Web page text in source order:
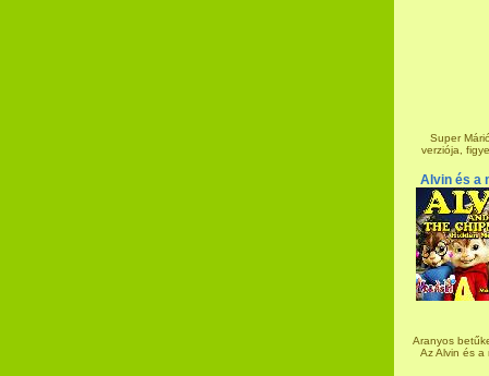
Super
verziója,
Alvin és a
Aranyos
Az Alvin és a